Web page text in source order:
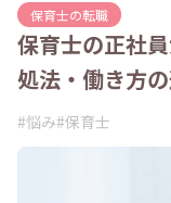
保育士の転職
保育士の正社
処法・働き方
#悩み#保育士